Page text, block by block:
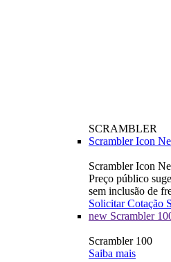
SCRAMBLER
Scrambler Icon
Scrambler Icon
Preço público
sem inclusão de
Solicitar Cotação
new Scrambler
Scrambler 100
Saiba mais